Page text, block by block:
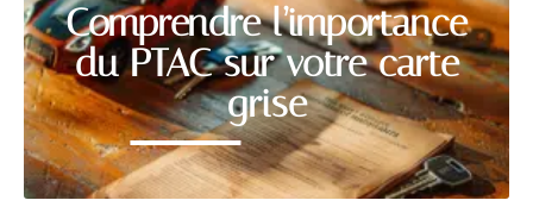
Comprendre l’importance
du PTAC sur votre carte
grise